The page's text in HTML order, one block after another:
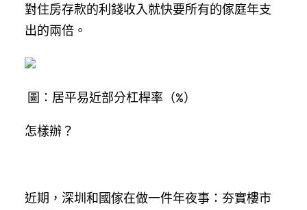
對住房存款的利錢收入就快要所有的傢庭年支
出的兩倍。
圖：居平易近部分杠桿率（%）
怎樣辦？
近期，深圳和國傢在做一件年夜事：夯實樓市